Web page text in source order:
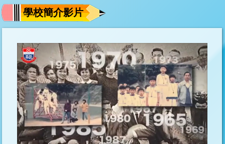
學校簡介影片